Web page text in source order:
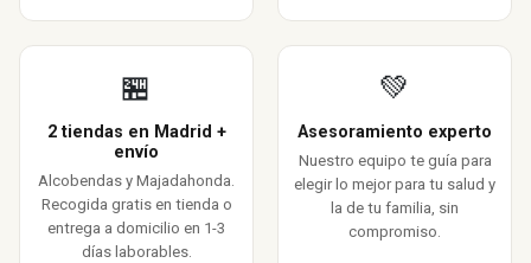
🏪
2 tiendas en Madrid +
envío
Alcobendas y Majadahonda.
Recogida gratis en tienda o
entrega a domicilio en 1-3
días laborables.
💚
Asesoramiento experto
Nuestro equipo te guía para
elegir lo mejor para tu salud y
la de tu familia, sin
compromiso.